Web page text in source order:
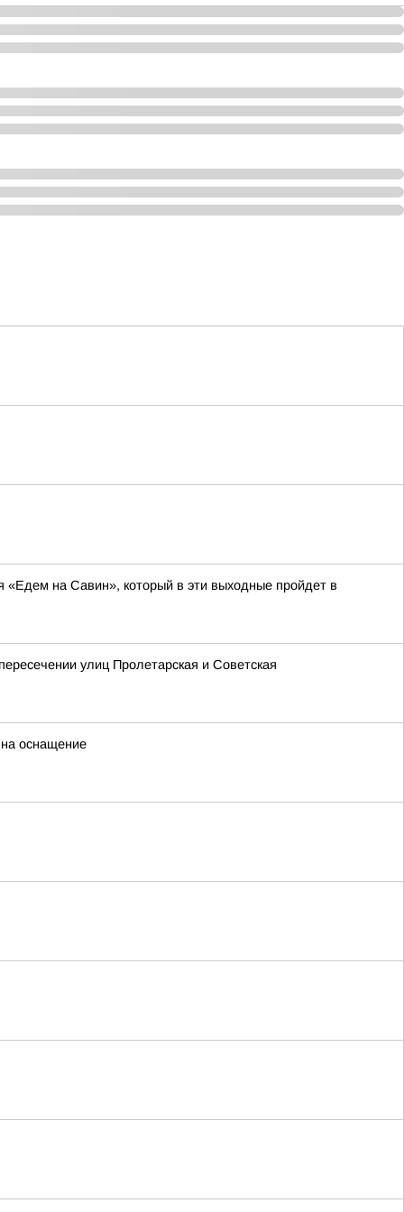
«Едем на Савин», который в эти выходные пройдет в
улиц Пролетарская и Советская
оснащение